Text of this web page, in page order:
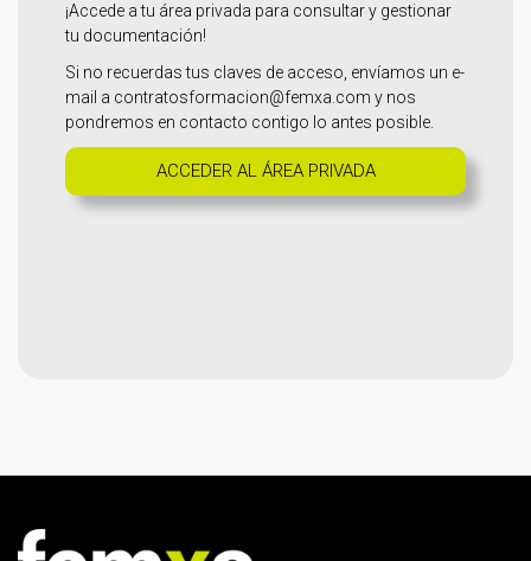
¡Accede a tu área privada para consultar y gestionar
tu documentación!
Si no recuerdas tus claves de acceso, envíamos un e-
mail a contratosformacion@femxa.com y nos
pondremos en contacto contigo lo antes posible.
ACCEDER AL ÁREA PRIVADA